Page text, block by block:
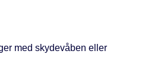
med skydevåben eller